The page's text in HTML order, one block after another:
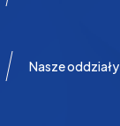
Nasze oddziały